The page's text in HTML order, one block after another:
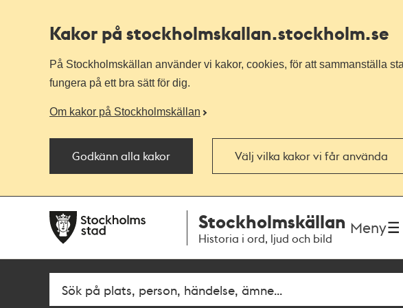
Kakor på stockholmskallan.stockholm.se
På Stockholmskällan använder vi kakor, cookies, för att sammanställa
fungera på ett bra sätt för dig.
Om kakor på Stockholmskällan
Godkänn alla kakor Välj vilka kakor vi får använda
navigationen
huvudinnehållet
Stockholmskällan
Historia i ord, ljud och bild
Meny
Fritextsök